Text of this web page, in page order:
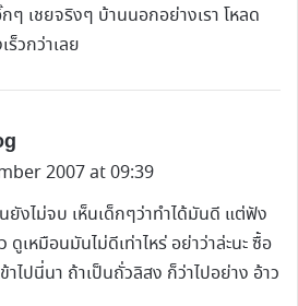
กๆ เชยจริงๆ บ้านนอกอย่างเรา โหลด
วกว่าเลย
a
:
2007 at 09:39
ยังไม่จบ เห็นเด็กๆว่าทำได้มันดี แต่ฟัง
ดูเหมือนมันไม่ดีเท่าไหร่ อย่าว่าล่ะนะ ซื้อ
าไปนี่นา ถ้าเป็นถั่วลิสง ก็ว่าไปอย่าง อ้าว